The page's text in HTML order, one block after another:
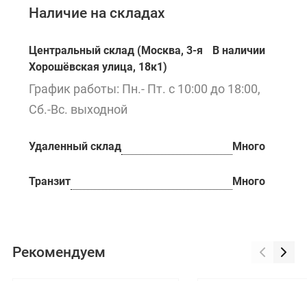
Наличие на складах
Центральный склад (Москва, 3-я
Хорошёвская улица, 18к1)
В наличии
График работы: Пн.- Пт. с 10:00 до 18:00,
Сб.-Вс. выходной
Удаленный склад Много
Транзит Много
Рекомендуем